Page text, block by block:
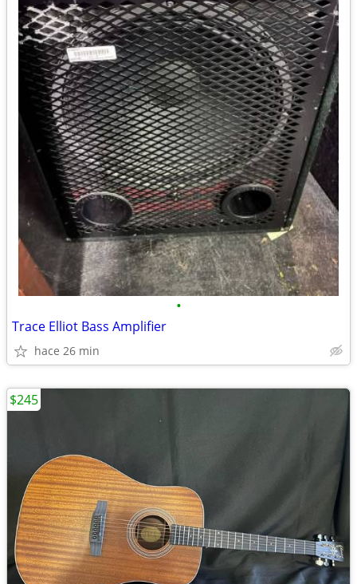
•
Trace Elliot Bass Amplifier
hace 26 min
$245